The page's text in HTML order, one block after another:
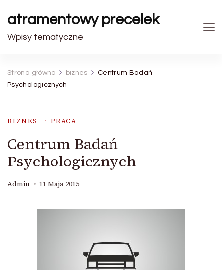
atramentowy precelek
Wpisy tematyczne
Strona główna biznes
Centrum Badań
Psychologicznych
BIZNES PRACA
Centrum Badań
Psychologicznych
Admin 11 Maja 2015